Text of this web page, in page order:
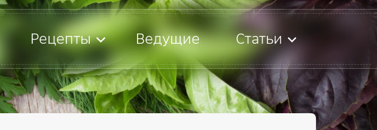
Рецепты Ведущие Статьи